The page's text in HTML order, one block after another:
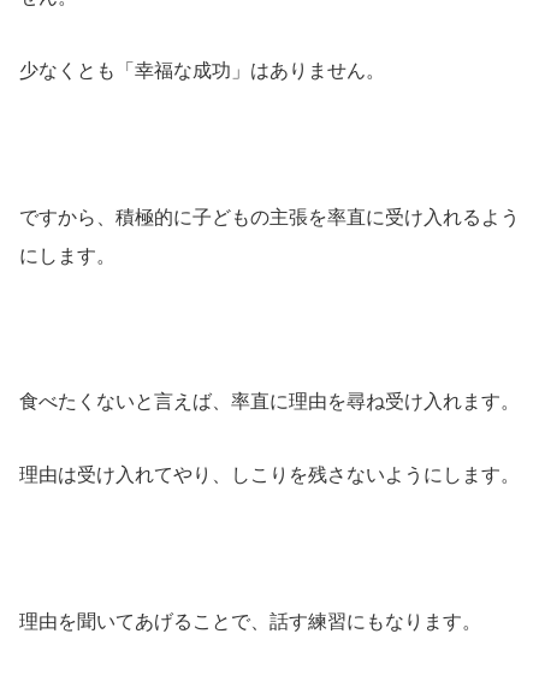
少なくとも「幸福な成功」はありません。
ですから、積極的に子どもの主張を率直に受け入れるよう
にします。
食べたくないと言えば、率直に理由を尋ね受け入れます。
理由は受け入れてやり、しこりを残さないようにします。
理由を聞いてあげることで、話す練習にもなります。